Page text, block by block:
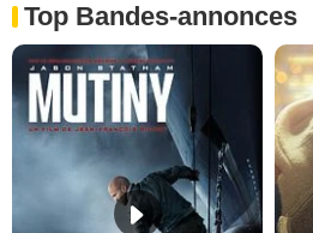
Top Bandes-annonces